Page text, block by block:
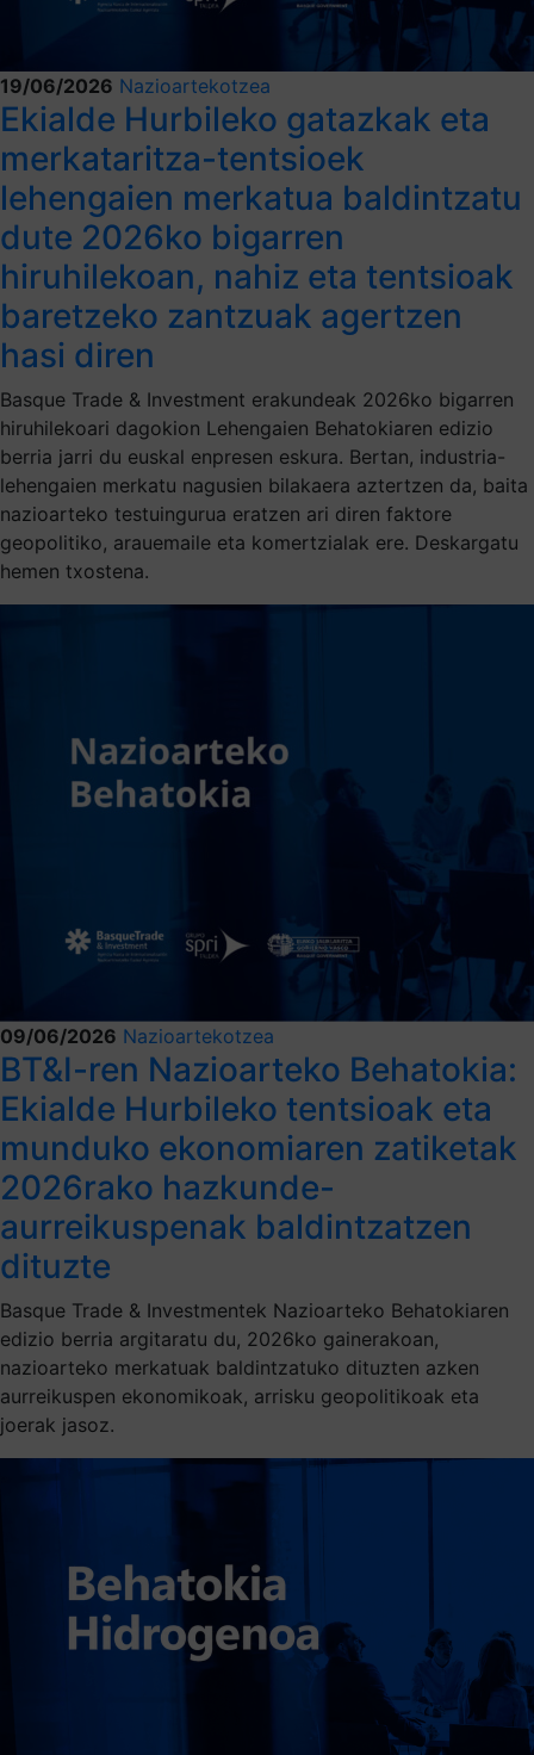
19/06/2026 Nazioartekotzea
Ekialde Hurbileko gatazkak eta
merkataritza-tentsioek
lehengaien merkatua baldintzatu
dute 2026ko bigarren
hiruhilekoan, nahiz eta tentsioak
baretzeko zantzuak agertzen
hasi diren
Basque Trade & Investment erakundeak 2026ko bigarren
hiruhilekoari dagokion Lehengaien Behatokiaren edizio
berria jarri du euskal enpresen eskura. Bertan, industria-
lehengaien merkatu nagusien bilakaera aztertzen da, baita
nazioarteko testuingurua eratzen ari diren faktore
geopolitiko, arauemaile eta komertzialak ere. Deskargatu
hemen txostena.
09/06/2026 Nazioartekotzea
BT&I-ren Nazioarteko Behatokia:
Ekialde Hurbileko tentsioak eta
munduko ekonomiaren zatiketak
2026rako hazkunde-
aurreikuspenak baldintzatzen
dituzte
Basque Trade & Investmentek Nazioarteko Behatokiaren
edizio berria argitaratu du, 2026ko gainerakoan,
nazioarteko merkatuak baldintzatuko dituzten azken
aurreikuspen ekonomikoak, arrisku geopolitikoak eta
joerak jasoz.